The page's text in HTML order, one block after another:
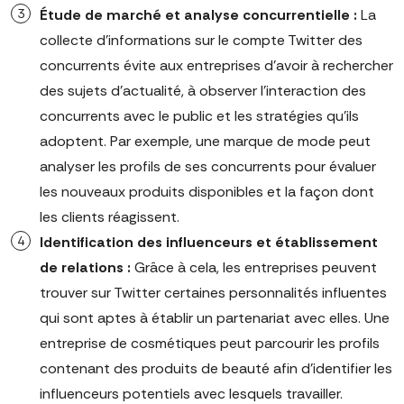
Étude de marché et analyse concurrentielle : La
collecte d'informations sur le compte Twitter des
concurrents évite aux entreprises d'avoir à rechercher
des sujets d'actualité, à observer l'interaction des
concurrents avec le public et les stratégies qu'ils
adoptent. Par exemple, une marque de mode peut
analyser les profils de ses concurrents pour évaluer
les nouveaux produits disponibles et la façon dont
les clients réagissent.
Identification des influenceurs et établissement
de relations : Grâce à cela, les entreprises peuvent
trouver sur Twitter certaines personnalités influentes
qui sont aptes à établir un partenariat avec elles. Une
entreprise de cosmétiques peut parcourir les profils
contenant des produits de beauté afin d'identifier les
influenceurs potentiels avec lesquels travailler.